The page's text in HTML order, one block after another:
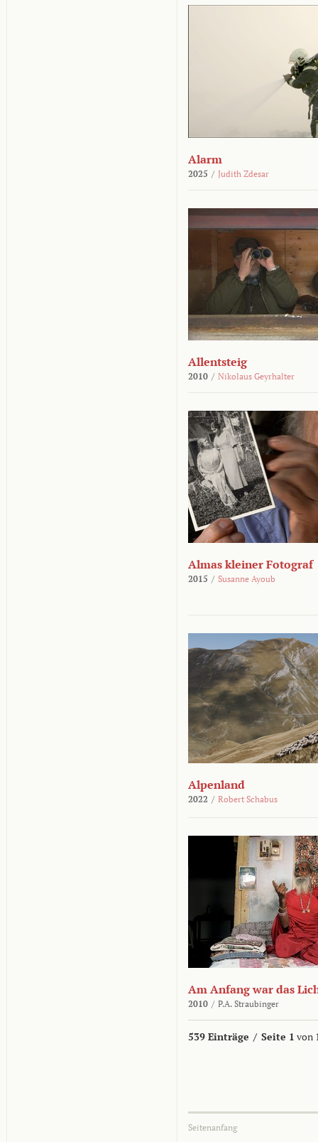
Alarm
2025 / Judith Zdesar
Allentsteig
2010 / Nikolaus Geyrhalter
Almas kleiner Fotograf
2015 / Susanne Ayoub
Alpenland
2022 / Robert Schabus
Am Anfang war das
2010 / P.A. Straubinger
539 Einträge / Seite 1 von
Seitenanfang